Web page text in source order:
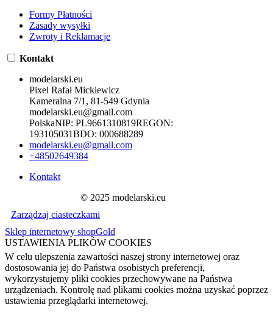
Formy Płatności
Zasady wysyłki
Zwroty i Reklamacje
Kontakt
modelarski.eu
Pixel Rafał Mickiewicz
Kameralna 7/1, 81-549 Gdynia
modelarski.eu@gmail.com
PolskaNIP: PL9661310819REGON:
193105031BDO: 000688289
modelarski.eu@gmail.com
+48502649384
Kontakt
© 2025 modelarski.eu
Zarządzaj ciasteczkami
Sklep internetowy shopGold
USTAWIENIA PLIKÓW COOKIES
W celu ulepszenia zawartości naszej strony internetowej oraz
dostosowania jej do Państwa osobistych preferencji,
wykorzystujemy pliki cookies przechowywane na Państwa
urządzeniach. Kontrolę nad plikami cookies można uzyskać poprzez
ustawienia przeglądarki internetowej.